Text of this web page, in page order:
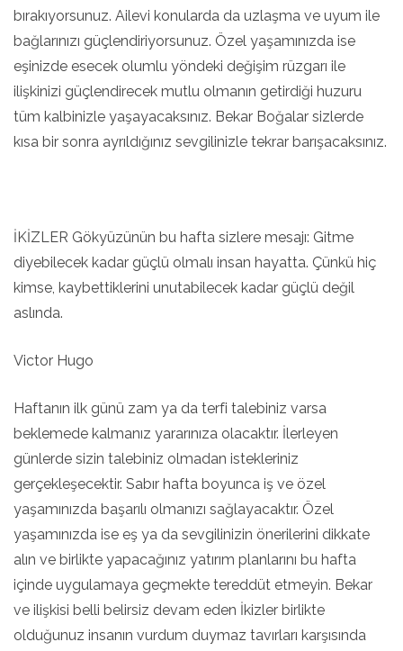
bırakıyorsunuz. Ailevi konularda da uzlaşma ve uyum ile
bağlarınızı güçlendiriyorsunuz. Özel yaşamınızda ise
eşinizde esecek olumlu yöndeki değişim rüzgarı ile
ilişkinizi güçlendirecek mutlu olmanın getirdiği huzuru
tüm kalbinizle yaşayacaksınız. Bekar Boğalar sizlerde
kısa bir sonra ayrıldığınız sevgilinizle tekrar barışacaksınız.
İKİZLER Gökyüzünün bu hafta sizlere mesajı: Gitme
diyebilecek kadar güçlü olmalı insan hayatta. Çünkü hiç
kimse, kaybettiklerini unutabilecek kadar güçlü değil
aslında.
Victor Hugo
Haftanın ilk günü zam ya da terfi talebiniz varsa
beklemede kalmanız yararınıza olacaktır. İlerleyen
günlerde sizin talebiniz olmadan istekleriniz
gerçekleşecektir. Sabır hafta boyunca iş ve özel
yaşamınızda başarılı olmanızı sağlayacaktır. Özel
yaşamınızda ise eş ya da sevgilinizin önerilerini dikkate
alın ve birlikte yapacağınız yatırım planlarını bu hafta
içinde uygulamaya geçmekte tereddüt etmeyin. Bekar
ve ilişkisi belli belirsiz devam eden İkizler birlikte
olduğunuz insanın vurdum duymaz tavırları karşısında